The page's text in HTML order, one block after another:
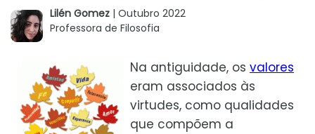
Lilén Gomez | Outubro 2022
Professora de Filosofia
Na antiguidade, os valores
eram associados às
virtudes, como qualidades
que compõem a